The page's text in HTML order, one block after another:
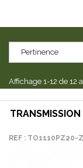
Pertinence
Affichage 1-12 de 12
REF : TO1110PZ20-